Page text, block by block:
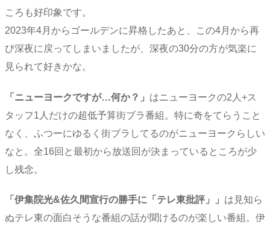
ころも好印象です。
2023年4月からゴールデンに昇格したあと、この4月から再
び深夜に戻ってしまいましたが、深夜の30分の方が気楽に
見られて好きかな。
「ニューヨークですが…何か？」 はニューヨークの2人+ス
タッフ1人だけの超低予算街ブラ番組。特に奇をてらうこと
なく、ふつーにゆるく街ブラしてるのがニューヨークらしい
なと。全16回と最初から放送回が決まっているところが少
し残念。
「伊集院光&佐久間宣行の勝手に「テレ東批評」」 は見知ら
ぬテレ東の面白そうな番組の話が聞けるのが楽しい番組。伊